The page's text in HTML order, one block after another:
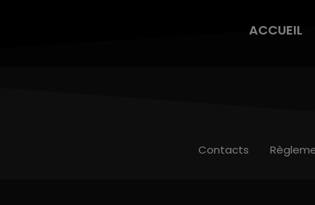
ACCUEIL
Contacts